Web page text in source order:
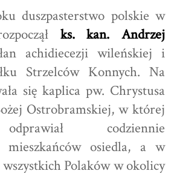
duszpasterstwo polskie w
ks. kan. Andrzej
achidiecezji wileńskiej i
Strzelców Konnych. Na
się kaplica pw. Chrystusa
Ostrobramskiej, w której
codziennie
mieszkańców osiedla, a w
Polaków w okolicy